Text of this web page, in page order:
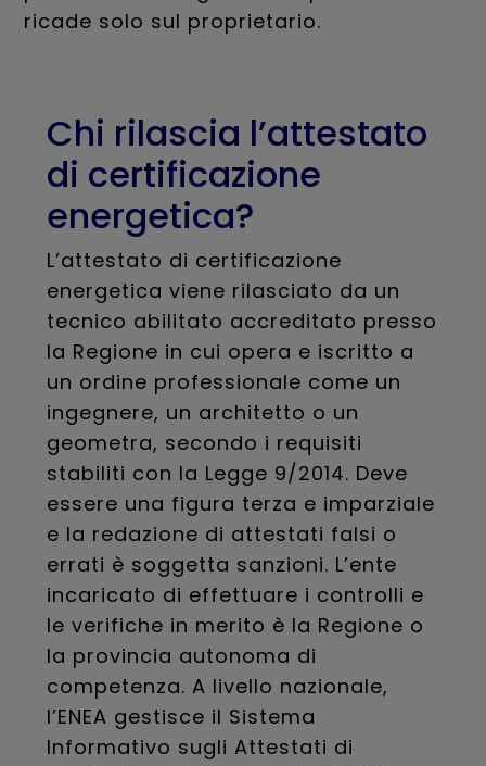
ricade solo sul proprietario.
Chi rilascia l’attestato
di certificazione
energetica?
L’attestato di certificazione
energetica viene rilasciato da un
tecnico abilitato accreditato presso
la Regione in cui opera e iscritto a
un ordine professionale come un
ingegnere, un architetto o un
geometra, secondo i requisiti
stabiliti con la Legge 9/2014. Deve
essere una figura terza e imparziale
e la redazione di attestati falsi o
errati è soggetta sanzioni. L’ente
incaricato di effettuare i controlli e
le verifiche in merito è la Regione o
la provincia autonoma di
competenza. A livello nazionale,
l’ENEA gestisce il Sistema
Informativo sugli Attestati di